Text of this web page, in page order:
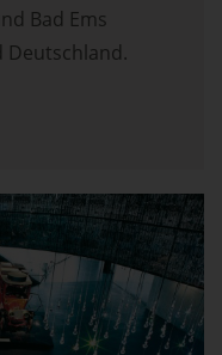
Bad Ems
Deutschland.